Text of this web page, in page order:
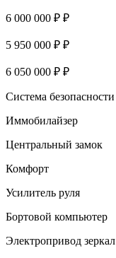
6 000 000 ₽ ₽
5 950 000 ₽ ₽
6 050 000 ₽ ₽
Система безопасности
Иммобилайзер
Центральный замок
Комфорт
Усилитель руля
Бортовой компьютер
Электропривод зеркал